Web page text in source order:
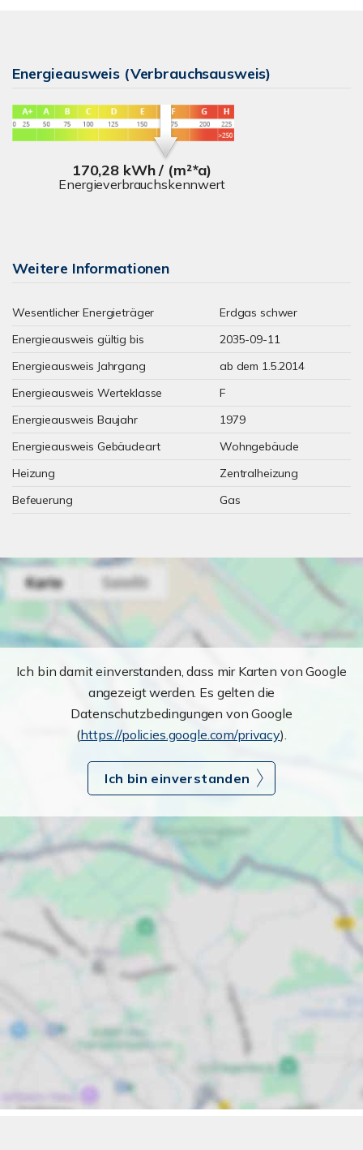
Energieausweis (Verbrauchsausweis)
170,28 kWh / (m²*a)
Energieverbrauchskennwert
Weitere Informationen
Wesentlicher Energieträger
Erdgas schwer
Energieausweis gültig bis
2035-09-11
Energieausweis Jahrgang
ab dem 1.5.2014
Energieausweis Werteklasse
F
Energieausweis Baujahr
1979
Energieausweis Gebäudeart
Wohngebäude
Heizung
Zentralheizung
Befeuerung
Gas
Ich bin damit einverstanden, dass mir Karten von Google
angezeigt werden. Es gelten die
Datenschutzbedingungen von Google
(https://policies.google.com/privacy).
Ich bin einverstanden